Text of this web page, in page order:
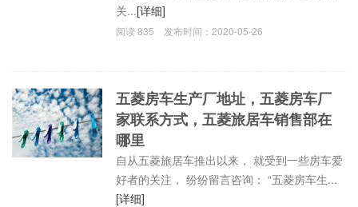
关...[详细]
阅读835 发布时间：2020-05-26
五菱房车生产厂地址，五菱房车厂
家联系方式，五菱旅居车销售部在
哪里
自从五菱旅居车推出以来， 就受到一些房车爱
好者的关注， 纷纷留言咨询： “五菱房车生...
[详细]